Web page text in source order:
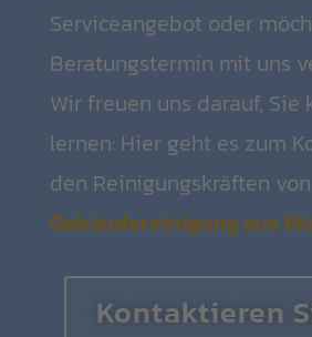
Serviceangebot oder
Beratungstermin mit uns
Wir freuen uns darauf, Sie
lernen: Hier geht es zum
den Reinigungskräften von
Gebäudereinigung aus
Kontaktieren